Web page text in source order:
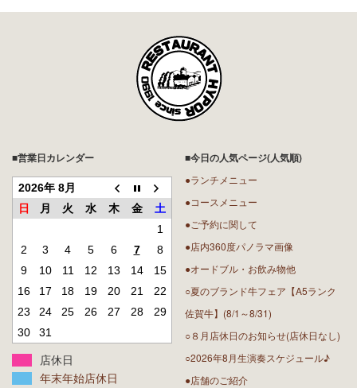
■営業日カレンダー
2026年 8月
日
月 火 水 木 金
土
1
2
3 4 5 6 7
8
9
10 11 12 13 14
15
16
17 18 19 20 21
22
23
24 25 26 27 28
29
30
31
店休日
年末年始店休日
■今日の人気ページ(人気順)
●ランチメニュー
●コースメニュー
●ご予約に関して
●店内360度パノラマ画像
●オードブル・お飲み物他
○夏のブランド牛フェア【A5ランク
佐賀牛】(8/1～8/31)
○８月店休日のお知らせ(店休日なし)
○2026年8月生演奏スケジュール♪
●店舗のご紹介